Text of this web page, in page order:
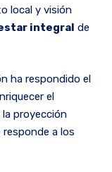
local y visión
integral de
ha respondido el
el
proyección
a los